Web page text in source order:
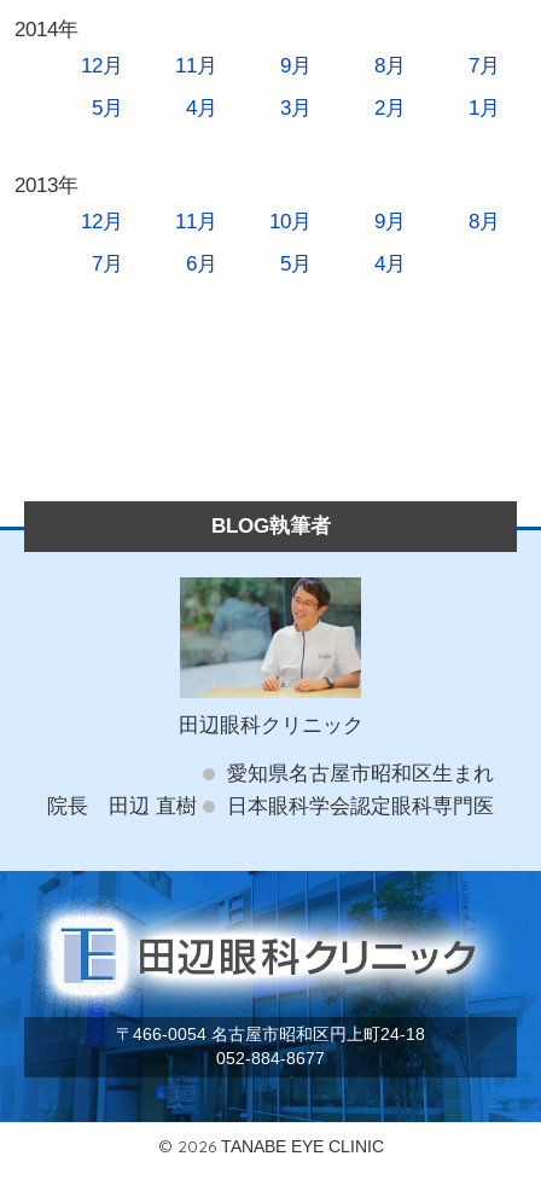
2014年
12月
11月 9月 8月
7月
5月
4月 3月 2月 1月
2013年
12月
11月 10月 9月
8月
7月
6月 5月 4月
BLOG執筆者
田辺眼科クリニック
院長 田辺 直樹
愛知県名古屋市昭和区生まれ
日本眼科学会認定眼科専門医
〒466-0054 名古屋市昭和区円上町24-18
052-884-8677
© 2026TANABE EYE CLINIC